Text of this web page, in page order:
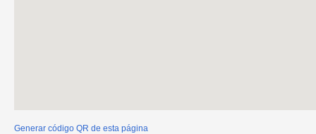
Generar código QR de esta página